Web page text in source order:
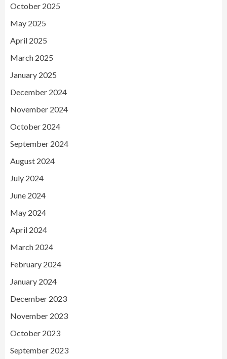
October 2025
May 2025
April 2025
March 2025
January 2025
December 2024
November 2024
October 2024
September 2024
August 2024
July 2024
June 2024
May 2024
April 2024
March 2024
February 2024
January 2024
December 2023
November 2023
October 2023
September 2023